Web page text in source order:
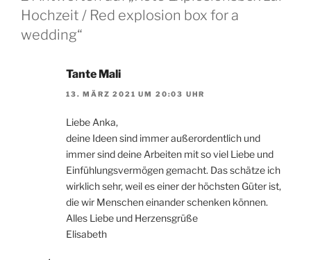
Hochzeit / Red explosion box for a
wedding“
Tante Mali
13. MÄRZ 2021 UM 20:03 UHR
Liebe Anka,
deine Ideen sind immer außerordentlich und
immer sind deine Arbeiten mit so viel Liebe und
Einfühlungsvermögen gemacht. Das schätze ich
wirklich sehr, weil es einer der höchsten Güter ist,
die wir Menschen einander schenken können.
Alles Liebe und Herzensgrüße
Elisabeth